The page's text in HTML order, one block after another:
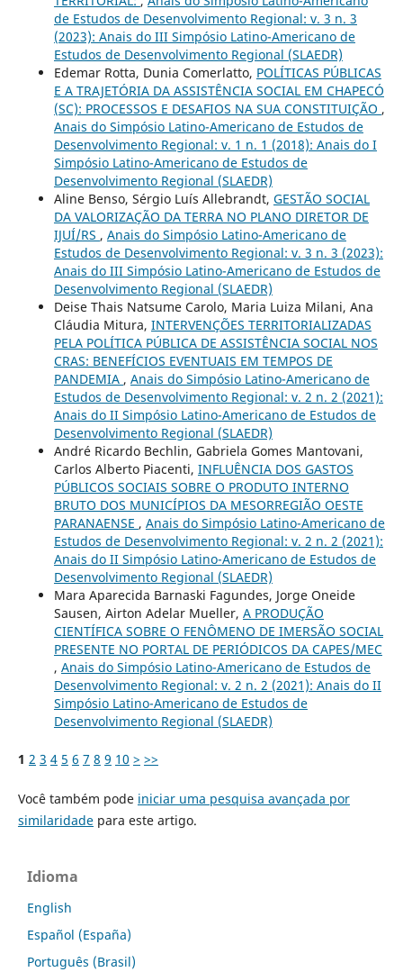
de Estudos de Desenvolvimento Regional: v. 3 n. 3
(2023): Anais do III Simpósio Latino-Americano de
Estudos de Desenvolvimento Regional (SLAEDR)
Edemar Rotta, Dunia Comerlatto, POLÍTICAS PÚBLICAS
E A TRAJETÓRIA DA ASSISTÊNCIA SOCIAL EM CHAPECÓ
(SC): PROCESSOS E DESAFIOS NA SUA CONSTITUIÇÃO ,
Anais do Simpósio Latino-Americano de Estudos de
Desenvolvimento Regional: v. 1 n. 1 (2018): Anais do I
Simpósio Latino-Americano de Estudos de
Desenvolvimento Regional (SLAEDR)
Aline Benso, Sérgio Luís Allebrandt, GESTÃO SOCIAL
DA VALORIZAÇÃO DA TERRA NO PLANO DIRETOR DE
IJUÍ/RS , Anais do Simpósio Latino-Americano de
Estudos de Desenvolvimento Regional: v. 3 n. 3 (2023):
Anais do III Simpósio Latino-Americano de Estudos de
Desenvolvimento Regional (SLAEDR)
Deise Thais Natsume Carolo, Maria Luiza Milani, Ana
Cláudia Mitura, INTERVENÇÕES TERRITORIALIZADAS
PELA POLÍTICA PÚBLICA DE ASSISTÊNCIA SOCIAL NOS
CRAS: BENEFÍCIOS EVENTUAIS EM TEMPOS DE
PANDEMIA , Anais do Simpósio Latino-Americano de
Estudos de Desenvolvimento Regional: v. 2 n. 2 (2021):
Anais do II Simpósio Latino-Americano de Estudos de
Desenvolvimento Regional (SLAEDR)
André Ricardo Bechlin, Gabriela Gomes Mantovani,
Carlos Alberto Piacenti, INFLUÊNCIA DOS GASTOS
PÚBLICOS SOCIAIS SOBRE O PRODUTO INTERNO
BRUTO DOS MUNICÍPIOS DA MESORREGIÃO OESTE
PARANAENSE , Anais do Simpósio Latino-Americano de
Estudos de Desenvolvimento Regional: v. 2 n. 2 (2021):
Anais do II Simpósio Latino-Americano de Estudos de
Desenvolvimento Regional (SLAEDR)
Mara Aparecida Barnaski Fagundes, Jorge Oneide
Sausen, Airton Adelar Mueller, A PRODUÇÃO
CIENTÍFICA SOBRE O FENÔMENO DE IMERSÃO SOCIAL
PRESENTE NO PORTAL DE PERIÓDICOS DA CAPES/MEC
, Anais do Simpósio Latino-Americano de Estudos de
Desenvolvimento Regional: v. 2 n. 2 (2021): Anais do II
Simpósio Latino-Americano de Estudos de
Desenvolvimento Regional (SLAEDR)
1 2 3 4 5 6 7 8 9 10 > >>
Você também pode iniciar uma pesquisa avançada por
similaridadepara este artigo.
Idioma
English
Español (España)
Português (Brasil)